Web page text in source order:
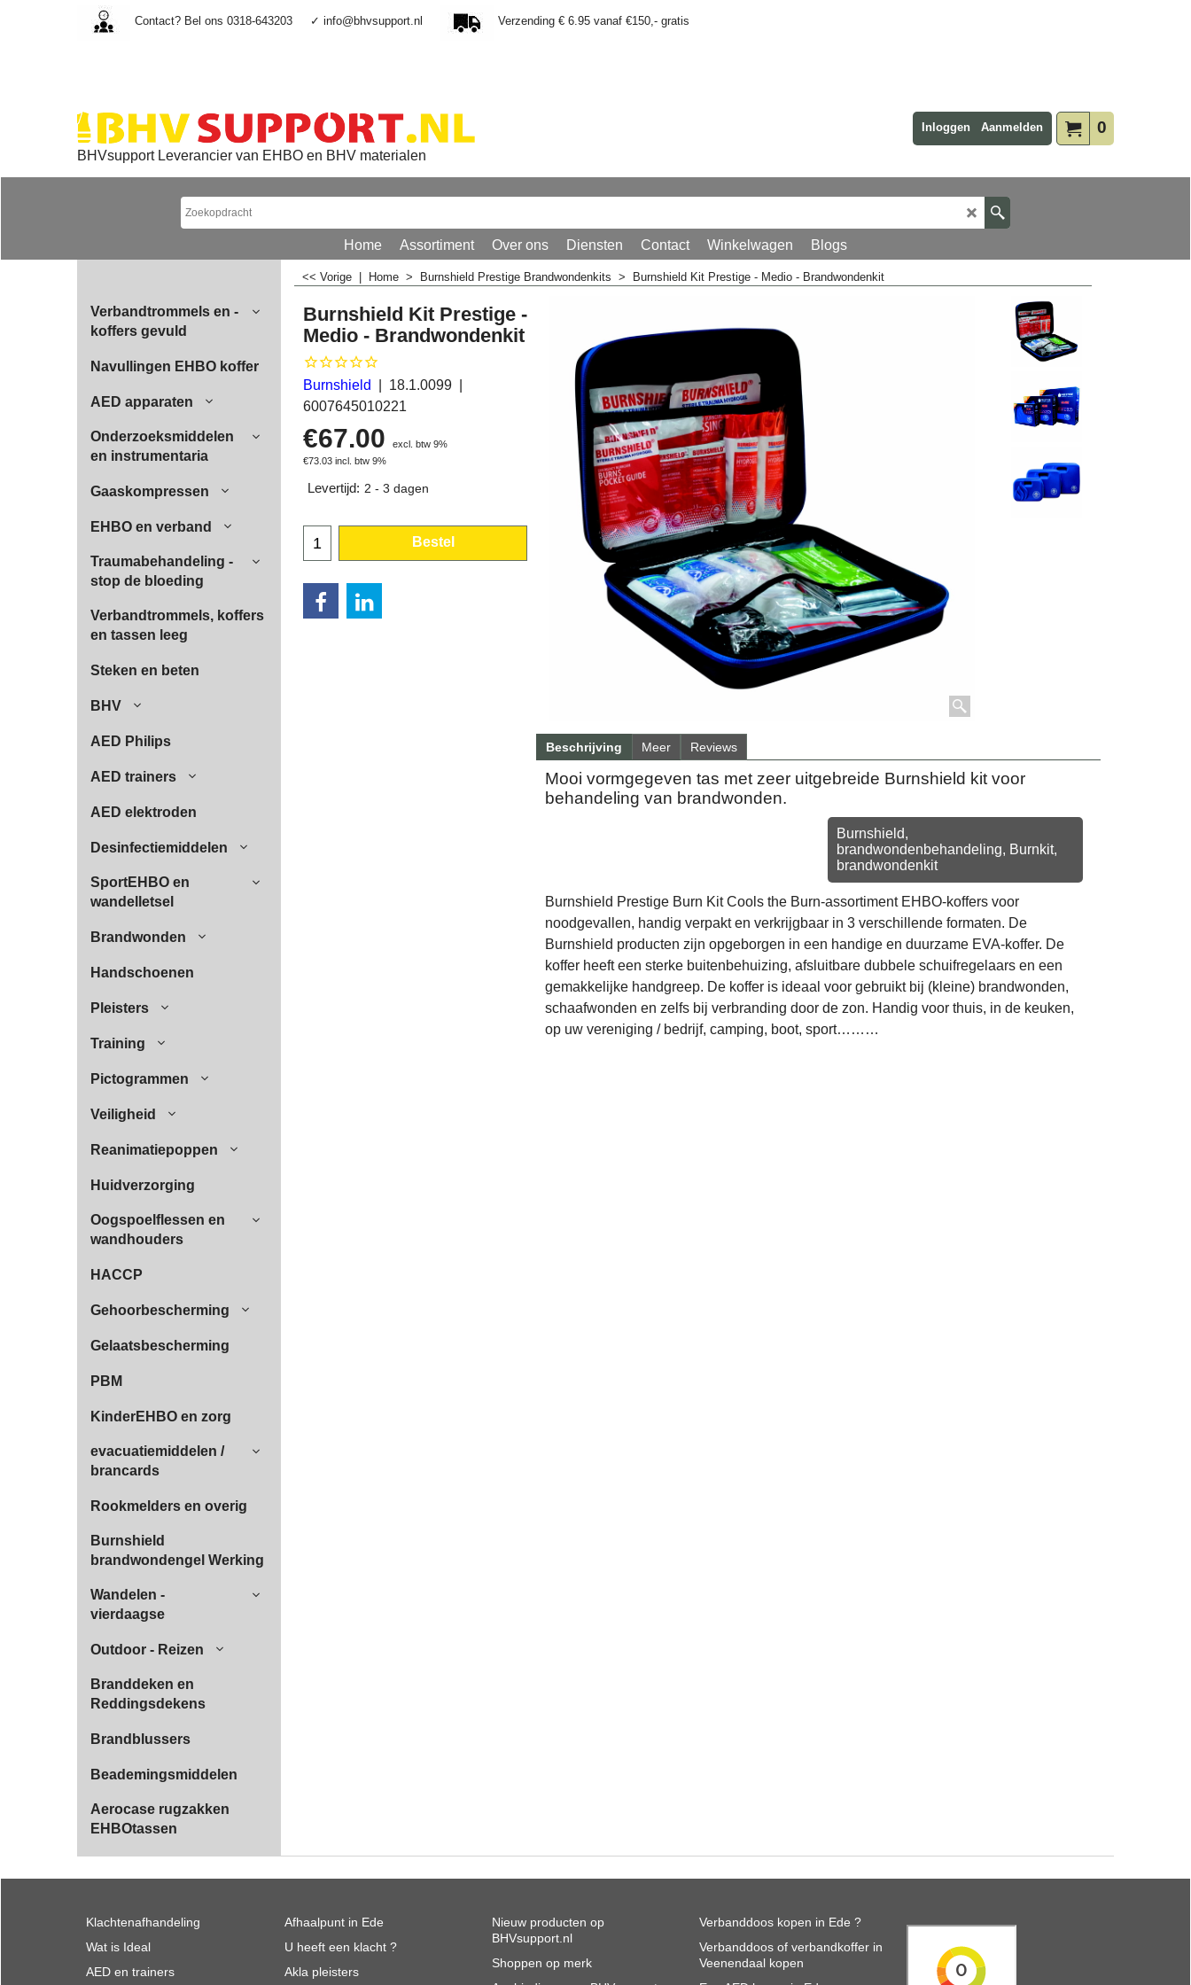
Contact? Bel ons 0318-643203 ✓ info@bhvsupport.nl Verzending € 6.95 vanaf €150,- gratis
0
Inloggen Aanmelden
BHVsupport Leverancier van EHBO en BHV materialen
Home Assortiment Over ons Diensten Contact Winkelwagen Blogs
Verbandtrommels en -
koffers gevuld
Navullingen EHBO koffer
AED apparaten
Onderzoeksmiddelen
en instrumentaria
Gaaskompressen
EHBO en verband
Traumabehandeling -
stop de bloeding
Verbandtrommels, koffers
en tassen leeg
Steken en beten
BHV
AED Philips
AED trainers
AED elektroden
Desinfectiemiddelen
SportEHBO en
wandelletsel
Brandwonden
Handschoenen
Pleisters
Training
Pictogrammen
Veiligheid
Reanimatiepoppen
Huidverzorging
Oogspoelflessen en
wandhouders
HACCP
Gehoorbescherming
Gelaatsbescherming
PBM
KinderEHBO en zorg
evacuatiemiddelen /
brancards
Rookmelders en overig
Burnshield
brandwondengel Werking
Wandelen -
vierdaagse
Outdoor - Reizen
Branddeken en
Reddingsdekens
Brandblussers
Beademingsmiddelen
Aerocase rugzakken
EHBOtassen
<< Vorige Home > Burnshield Prestige Brandwondenkits > Burnshield Kit Prestige - Medio - Brandwondenkit
Burnshield Kit Prestige -
Medio - Brandwondenkit
Burnshield
18.1.0099
6007645010221
€67.00
excl. btw 9%
€73.03 incl. btw 9%
Levertijd: 2 - 3 dagen
Bestel
Beschrijving Meer Reviews
Mooi vormgegeven tas met zeer uitgebreide Burnshield kit voor
behandeling van brandwonden.
Burnshield,
brandwondenbehandeling, Burnkit,
brandwondenkit
Burnshield Prestige Burn Kit Cools the Burn-assortiment EHBO-koffers voor
noodgevallen, handig verpakt en verkrijgbaar in 3 verschillende formaten. De
Burnshield producten zijn opgeborgen in een handige en duurzame EVA-koffer. De
koffer heeft een sterke buitenbehuizing, afsluitbare dubbele schuifregelaars en een
gemakkelijke handgreep. De koffer is ideaal voor gebruikt bij (kleine) brandwonden,
schaafwonden en zelfs bij verbranding door de zon. Handig voor thuis, in de keuken,
op uw vereniging / bedrijf, camping, boot, sport………
Klachtenafhandeling
Wat is Ideal
AED en trainers
Afhaalpunt in Ede
U heeft een klacht ?
Akla pleisters
Nieuw producten op
BHVsupport.nl
Shoppen op merk
Verbanddoos kopen in Ede ?
Verbanddoos of verbandkoffer in
Veenendaal kopen